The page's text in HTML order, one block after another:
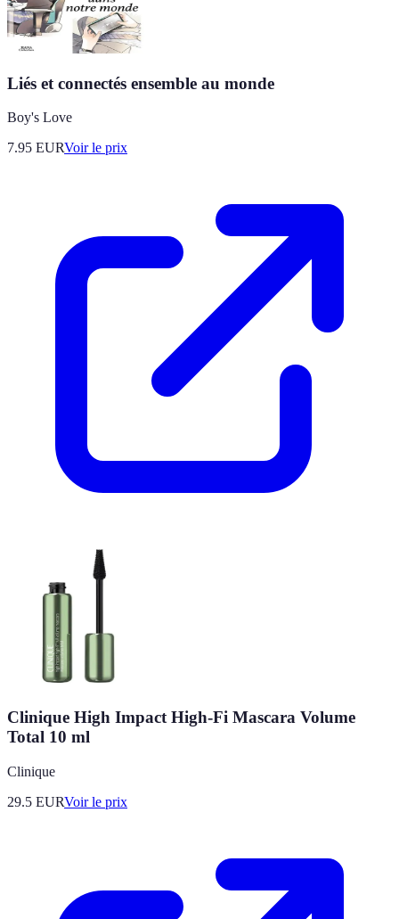
Liés et connectés ensemble au monde
Boy's Love
7.95 EURVoir le prix
Clinique High Impact High-Fi Mascara Volume
Total 10 ml
Clinique
29.5 EURVoir le prix